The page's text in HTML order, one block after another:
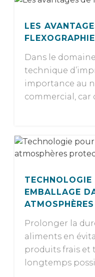
LES
FLEXOGRAPHIE
Dans le
technique
importance au
commercial, car
EMBALLAGE
Prolonger la
aliments en
produits frais et
longtemps